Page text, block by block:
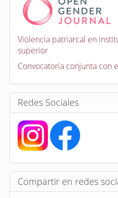
o
a
t
o
r
a
s
Violencia patriarcal en
superior
Convocatoria conjunta con
Redes Sociales
Compartir en redes